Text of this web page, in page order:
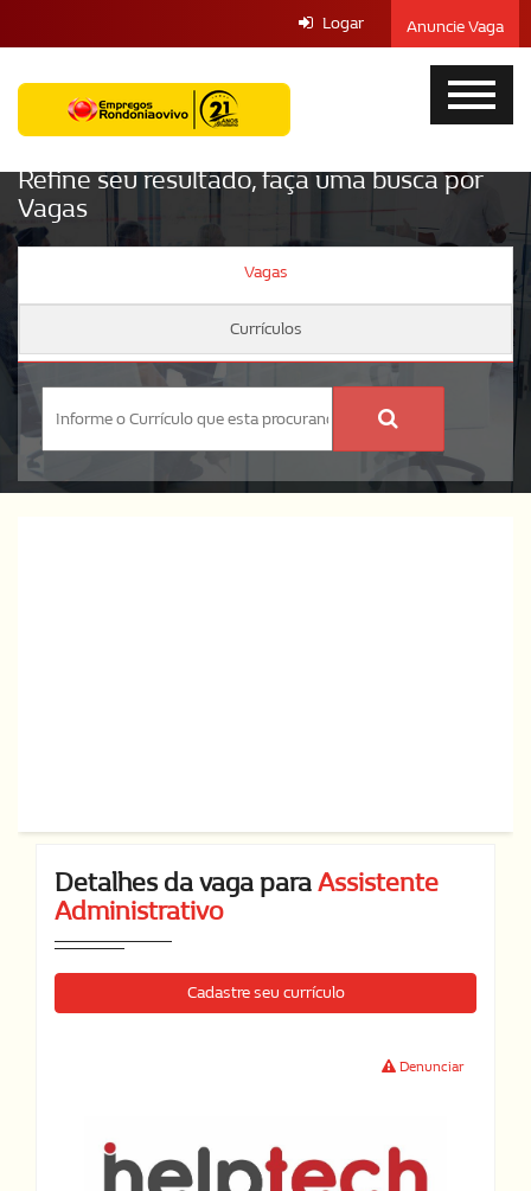
Logar Anuncie Vaga
Refine seu resultado, faça uma busca por
Vagas
Vagas
Currículos
Detalhes da vaga paraAssistente
Administrativo
Cadastre seu currículo
Denunciar